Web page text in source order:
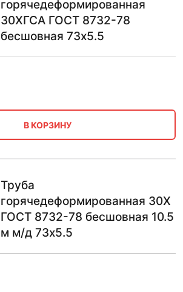
горячедеформированная
30ХГСА ГОСТ 8732-78
бесшовная 73х5.5
В КОРЗИНУ
Труба
горячедеформированная 30Х
ГОСТ 8732-78 бесшовная 10.5
м м/д 73х5.5